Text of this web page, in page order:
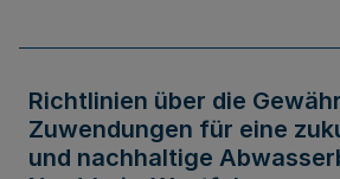
Richtlinien über die
Zuwendungen für eine
und nachhaltige